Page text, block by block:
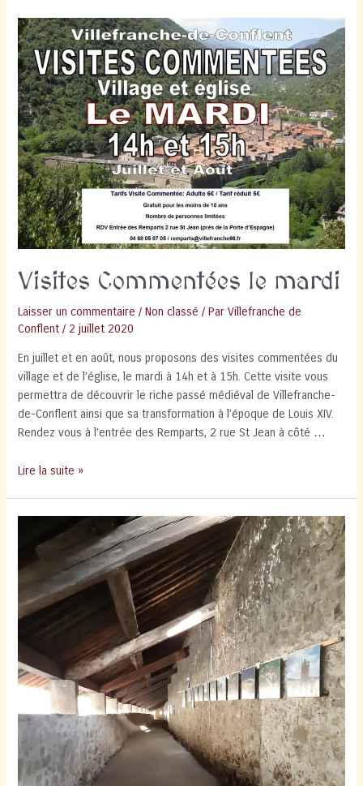
Visites Commentées le mardi
Laisser un commentaire /Non classé / ParVillefranche de
Conflent / 2 juillet 2020
En juillet et en août, nous proposons des visites commentées du
village et de l’église, le mardi à 14h et à 15h. Cette visite vous
permettra de découvrir le riche passé médiéval de Villefranche-
de-Conflent ainsi que sa transformation à l’époque de Louis XIV.
Rendez vous à l’entrée des Remparts, 2 rue St Jean à côté …
Visites
Lire la suite »